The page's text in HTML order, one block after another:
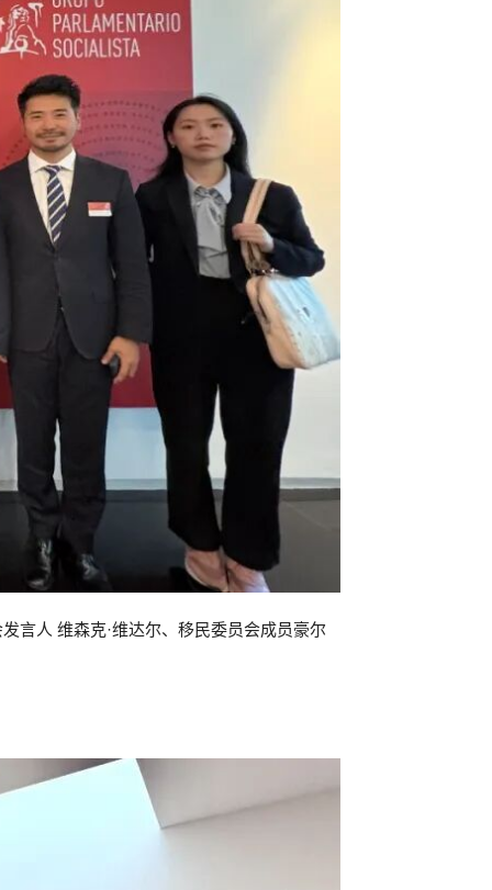
言人 维森克·维达尔、移民委员会成员豪尔